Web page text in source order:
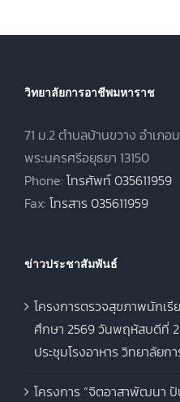
ฤดูร้อน ประจำ
วิทยาลัยการอาชีพมหาราช
71 ม.2 ตำบลบ้านขวาง อำเภอ
พระนครศรีอยุธยา 13150
Phone: โทรศัพท์ 035611959
Fax: โทรสาร 035611959
ข่าวประชาสัมพันธ์
โครงการตรวจสุขภาพนักเ
ศึกษา 2569 วันพฤหัสบดีที่
ประชุมโรงอาหาร วิทยาลัยก
โครงการ “จิตอาสาพัฒนา